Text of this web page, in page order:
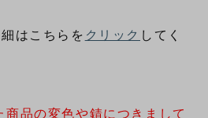
はこちらを クリック してく
品の変色や錆につきまして